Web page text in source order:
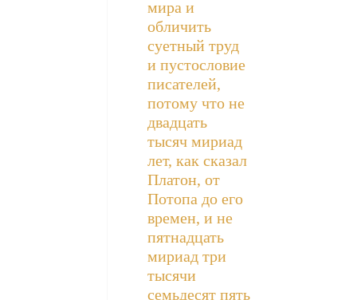
мира и
обличить
суетный труд
и пустословие
писателей,
потому что не
двадцать
тысяч мириад
лет, как сказал
Платон, от
Потопа до его
времен, и не
пятнадцать
мириад три
тысячи
семьдесят пять